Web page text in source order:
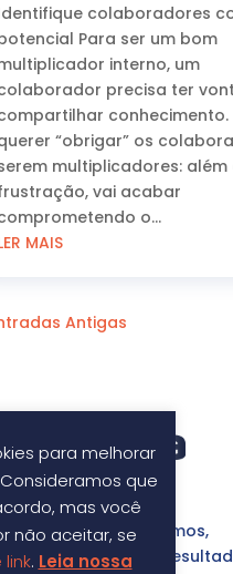
colaboradores
Para ser um bom
interno, um
precisa ter
conhecimento.
“obrigar” os
multiplicadores: além
vai acabar
o...
MAIS
Antigas
por onde passamos,
com foco em
para melhorar
que
mas você
não aceitar, se
. Leia nossa